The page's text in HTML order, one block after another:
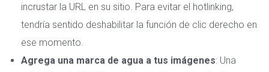
incrustar la URL en su sitio. Para evitar el hotlinking,
tendría sentido deshabilitar la función de clic derecho en
ese momento.
Agrega una marca de agua a tus imágenes: Una